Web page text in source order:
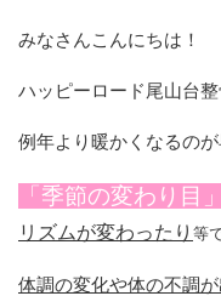
みなさんこんにちは！
ハッピーロード尾山台整
例年より暖かくなるのが
「季節の変わり目」
リズムが変わったり 等
体調の変化や体の不調